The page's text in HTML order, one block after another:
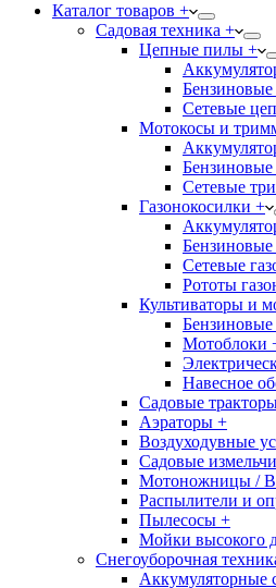
Каталог товаров +
Садовая техника +
Цепные пилы +
Сетевые
Мотокосы и
Сетевые
Газонокосилки +
Бензиновые
Сетевые
Рототы
Культиваторы и
Бензиновые
Мотоблоки
Навесное
Садовые
Аэраторы +
Воздуходувные
Садовые
Мотоножницы /
Распылители и
Пылесосы +
Мойки высокого
Снегоуборочная
Аккумуляторные